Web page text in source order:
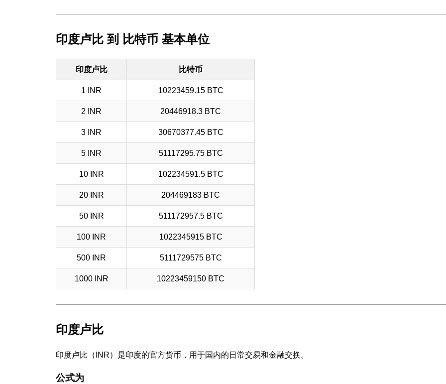
印度卢比 到 比特币 基本单位
印度卢比 比特币
1 INR 10223459.15 BTC
2 INR 20446918.3 BTC
3 INR 30670377.45 BTC
5 INR 51117295.75 BTC
10 INR 102234591.5 BTC
20 INR 204469183 BTC
50 INR 511172957.5 BTC
100 INR 1022345915 BTC
500 INR 5111729575 BTC
1000 INR 10223459150 BTC
印度卢比
印度卢比（INR）是印度的官方货币，用于国内的日常交易和金融交换。
公式为